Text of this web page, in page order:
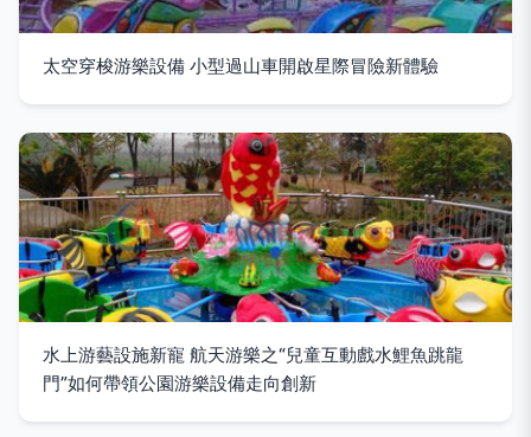
太空穿梭游樂設備 小型過山車開啟星際冒險新體驗
水上游藝設施新寵 航天游樂之“兒童互動戲水鯉魚跳龍
門”如何帶領公園游樂設備走向創新